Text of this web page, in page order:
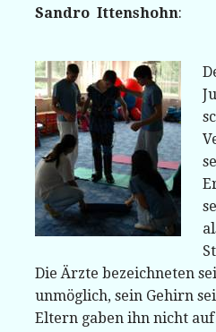
Sandro Ittenshohn:
Die Ärzte bezeichneten
unmöglich, sein Gehirn
Eltern gaben ihn nicht